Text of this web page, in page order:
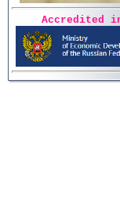
Accredited